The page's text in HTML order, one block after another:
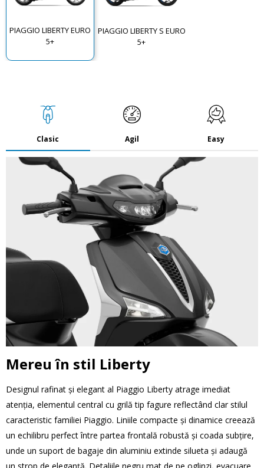
PIAGGIO LIBERTY EURO
5+
PIAGGIO LIBERTY S EURO
5+
Clasic Agil Easy
Mereu în stil Liberty
Designul rafinat și elegant al Piaggio Liberty atrage imediat
atenția, elementul central cu grilă tip fagure reflectând clar stilul
caracteristic familiei Piaggio. Liniile compacte și dinamice creează
un echilibru perfect între partea frontală robustă și coada subțire,
unde un suport de bagaje din aluminiu extinde silueta și adaugă